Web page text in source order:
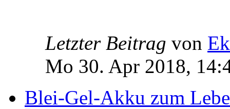
Letzter Beitrag von
Mo 30. Apr 2018,
Blei-Gel-Akku zum